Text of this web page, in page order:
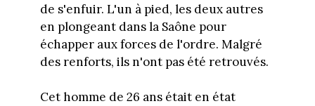
de s'enfuir. L'un à pied, les deux autres
en plongeant dans la Saône pour
échapper aux forces de l'ordre. Malgré
des renforts, ils n'ont pas été retrouvés.
Cet homme de 26 ans était en état